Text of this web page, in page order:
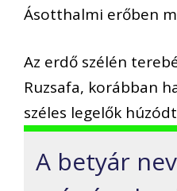
Ásotthalmi erőben
Az erdő szélén
Ruzsafa, korábban
széles legelők
A betyár